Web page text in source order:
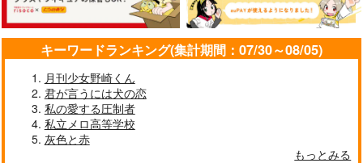
ラギー×レオナ
サンプル サンプル サンプル
チャムチャムタイム
Asupara town
逃げ水とアトリビュー
ト（上）
キーワードランキング(集計期間：07/30～08/05)
月刊少女野崎くん
君が言うには犬の恋
私の愛する圧制者
私立メロ高等学校
灰色と赤
もっとみる